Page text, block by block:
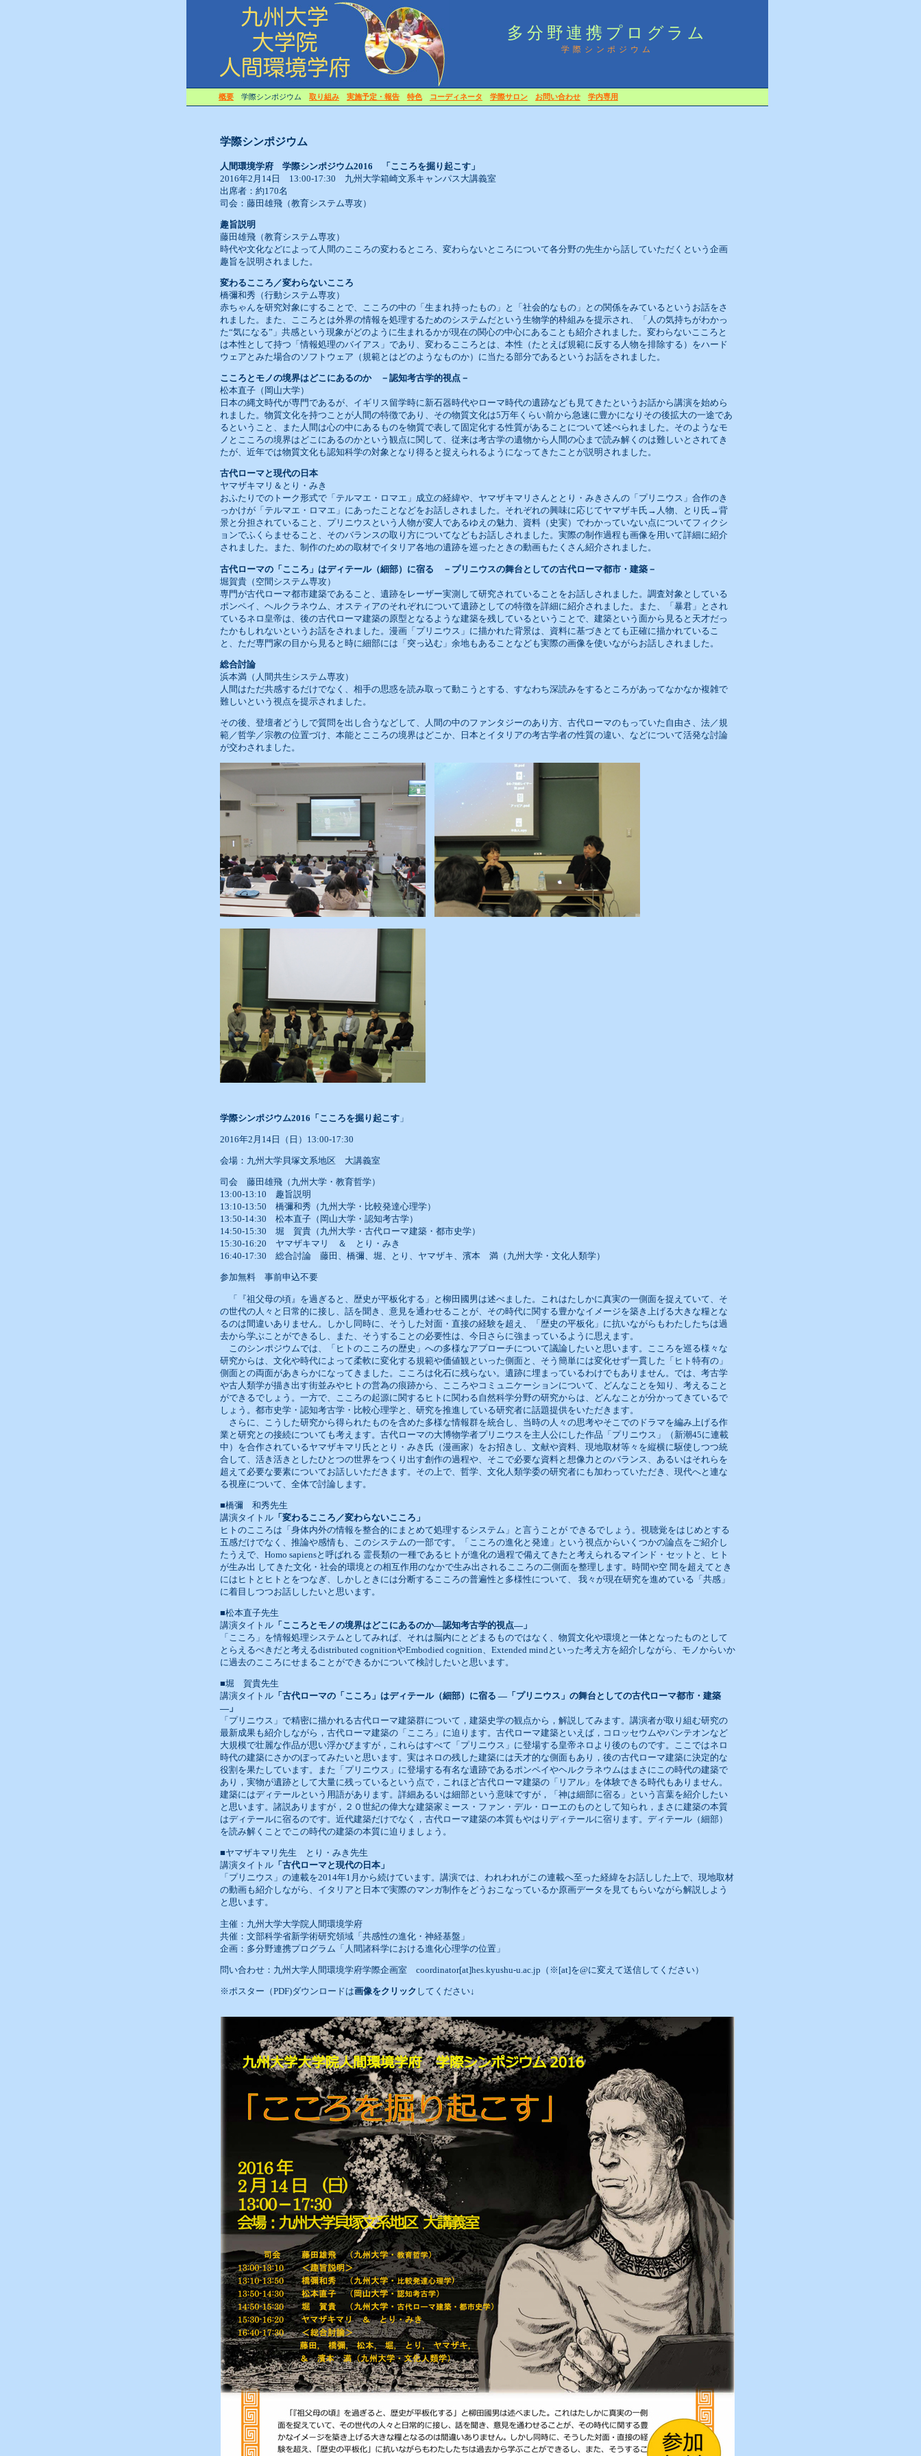
多分野連携プログラム
学際シンポジウム
概要 学際シンポジウム 取り組み 実施予定・報告 特色 コーディネータ 学際サロン お問い合わせ 学内専用
学際シンポジウム
人間環境学府 学際シンポジウム2016 「こころを掘り起こす」
2016年2月14日 13:00-17:30 九州大学箱崎文系キャンパス大講義室
出席者：約170名
司会：藤田雄飛（教育システム専攻）
趣旨説明
藤田雄飛（教育システム専攻）
時代や文化などによって人間のこころの変わるところ、変わらないところについて各分野の先生から話していただくという企画
趣旨を説明されました。
変わるこころ／変わらないこころ
橋彌和秀（行動システム専攻）
赤ちゃんを研究対象にすることで、こころの中の「生まれ持ったもの」と「社会的なもの」との関係をみているというお話をさ
れました。また、こころとは外界の情報を処理するためのシステムだという生物学的枠組みを提示され、「人の気持ちがわかっ
た“気になる”」共感という現象がどのように生まれるかが現在の関心の中心にあることも紹介されました。変わらないこころと
は本性として持つ「情報処理のバイアス」であり、変わるこころとは、本性（たとえば規範に反する人物を排除する）をハード
ウェアとみた場合のソフトウェア（規範とはどのようなものか）に当たる部分であるというお話をされました。
こころとモノの境界はどこにあるのか －認知考古学的視点－
松本直子（岡山大学）
日本の縄文時代が専門であるが、イギリス留学時に新石器時代やローマ時代の遺跡なども見てきたというお話から講演を始めら
れました。物質文化を持つことが人間の特徴であり、その物質文化は5万年くらい前から急速に豊かになりその後拡大の一途であ
るということ、また人間は心の中にあるものを物質で表して固定化する性質があることについて述べられました。そのようなモ
ノとこころの境界はどこにあるのかという観点に関して、従来は考古学の遺物から人間の心まで読み解くのは難しいとされてき
たが、近年では物質文化も認知科学の対象となり得ると捉えられるようになってきたことが説明されました。
古代ローマと現代の日本
ヤマザキマリ＆とり・みき
おふたりでのトーク形式で「テルマエ・ロマエ」成立の経緯や、ヤマザキマリさんととり・みきさんの「プリニウス」合作のき
っかけが「テルマエ・ロマエ」にあったことなどをお話しされました。それぞれの興味に応じてヤマザキ氏→人物、とり氏→背
景と分担されていること、プリニウスという人物が変人であるゆえの魅力、資料（史実）でわかっていない点についてフィクシ
ョンでふくらませること、そのバランスの取り方についてなどもお話しされました。実際の制作過程も画像を用いて詳細に紹介
されました。また、制作のための取材でイタリア各地の遺跡を巡ったときの動画もたくさん紹介されました。
古代ローマの「こころ」はディテール（細部）に宿る －プリニウスの舞台としての古代ローマ都市・建築－
堀賀貴（空間システム専攻）
専門が古代ローマ都市建築であること、遺跡をレーザー実測して研究されていることをお話しされました。調査対象としている
ポンペイ、ヘルクラネウム、オスティアのそれぞれについて遺跡としての特徴を詳細に紹介されました。また、「暴君」とされ
ているネロ皇帝は、後の古代ローマ建築の原型となるような建築を残しているということで、建築という面から見ると天才だっ
たかもしれないというお話をされました。漫画「プリニウス」に描かれた背景は、資料に基づきとても正確に描かれているこ
と、ただ専門家の目から見ると時に細部には「突っ込む」余地もあることなども実際の画像を使いながらお話しされました。
総合討論
浜本満（人間共生システム専攻）
人間はただ共感するだけでなく、相手の思惑を読み取って動こうとする、すなわち深読みをするところがあってなかなか複雑で
難しいという視点を提示されました。
その後、登壇者どうしで質問を出し合うなどして、人間の中のファンタジーのあり方、古代ローマのもっていた自由さ、法／規
範／哲学／宗教の位置づけ、本能とこころの境界はどこか、日本とイタリアの考古学者の性質の違い、などについて活発な討論
が交わされました。
学際シンポジウム2016「こころを掘り起こす 」
2016年2月14日（日）13:00-17:30
会場：九州大学貝塚文系地区 大講義室
司会 藤田雄飛（九州大学・教育哲学）
13:00-13:10 趣旨説明
13:10-13:50 橋彌和秀（九州大学・比較発達心理学）
13:50-14:30 松本直子（岡山大学・認知考古学）
14:50-15:30 堀 賀貴（九州大学・古代ローマ建築・都市史学）
15:30-16:20 ヤマザキマリ ＆ とり・みき
16:40-17:30 総合討論 藤田、橋彌、堀、とり、ヤマザキ、濱本 満（九州大学・文化人類学）
参加無料 事前申込不要
「『祖父母の頃』を過ぎると、歴史が平板化する」と柳田國男は述べました。これはたしかに真実の一側面を捉えていて、そ
の世代の人々と日常的に接し、話を聞き、意見を通わせることが、その時代に関する豊かなイメージを築き上げる大きな糧とな
るのは間違いありません。しかし同時に、そうした対面・直接の経験を超え、「歴史の平板化」に抗いながらもわたしたちは過
去から学ぶことができるし、また、そうすることの必要性は、今日さらに強まっているように思えます。
このシンポジウムでは、「ヒトのこころの歴史」への多様なアプローチについて議論したいと思います。こころを巡る様々な
研究からは、文化や時代によって柔軟に変化する規範や価値観といった側面と、そう簡単には変化せず一貫した「ヒト特有の」
側面との両面があきらかになってきました。こころは化石に残らない。遺跡に埋まっているわけでもありません。では、考古学
や古人類学が描き出す街並みやヒトの営為の痕跡から、こころやコミュニケーションについて、どんなことを知り、考えること
ができるでしょう。一方で、こころの起源に関するヒトに関わる自然科学分野の研究からは、どんなことが分かってきているで
しょう。都市史学・認知考古学・比較心理学と、研究を推進している研究者に話題提供をいただきます。
さらに、こうした研究から得られたものを含めた多様な情報群を統合し、当時の人々の思考やそこでのドラマを編み上げる作
業と研究との接続についても考えます。古代ローマの大博物学者プリニウスを主人公にした作品「プリニウス」（新潮45に連載
中）を合作されているヤマザキマリ氏ととり・みき氏（漫画家）をお招きし、文献や資料、現地取材等々を縦横に駆使しつつ統
合して、活き活きとしたひとつの世界をつくり出す創作の過程や、そこで必要な資料と想像力とのバランス、あるいはそれらを
超えて必要な要素についてお話しいただきます。その上で、哲学、文化人類学委の研究者にも加わっていただき、現代へと連な
る視座について、全体で討論します。
■橋彌 和秀先生
講演タイトル 「変わるこころ／変わらないこころ」
ヒトのこころは「身体内外の情報を整合的にまとめて処理するシステム」と言うことが できるでしょう。視聴覚をはじめとする
五感だけでなく、推論や感情も、このシステムの一部です。「こころの進化と発達」という視点からいくつかの論点をご紹介し
たうえで、Homo sapiensと呼ばれる 霊長類の一種であるヒトが進化の過程で備えてきたと考えられるマインド・セットと、ヒト
が生み出 してきた文化・社会的環境との相互作用のなかで生み出されるこころの二側面を整理します。時間や空 間を超えてとき
にはヒトとヒトとをつなぎ、しかしときには分断するこころの普遍性と多様性について、 我々が現在研究を進めている「共感」
に着目しつつお話ししたいと思います。
■松本直子先生
講演タイトル 「こころとモノの境界はどこにあるのか―認知考古学的視点―」
「こころ」を情報処理システムとしてみれば、それは脳内にとどまるものではなく、物質文化や環境と一体となったものとして
とらえるべきだと考えるdistributed cognitionやEmbodied cognition、Extended mindといった考え方を紹介しながら、モノからいか
に過去のこころにせまることができるかについて検討したいと思います。
■堀 賀貴先生
講演タイトル 「古代ローマの「こころ」はディテール（細部）に宿る ―「プリニウス」の舞台としての古代ローマ都市・建築
―」
「プリニウス」で精密に描かれる古代ローマ建築群について，建築史学の観点から，解説してみます。講演者が取り組む研究の
最新成果も紹介しながら，古代ローマ建築の「こころ」に迫ります。古代ローマ建築といえば，コロッセウムやパンテオンなど
大規模で壮麗な作品が思い浮かびますが，これらはすべて「プリニウス」に登場する皇帝ネロより後のものです。ここではネロ
時代の建築にさかのぼってみたいと思います。実はネロの残した建築には天才的な側面もあり，後の古代ローマ建築に決定的な
役割を果たしています。また「プリニウス」に登場する有名な遺跡であるポンペイやヘルクラネウムはまさにこの時代の建築で
あり，実物が遺跡として大量に残っているという点で，これほど古代ローマ建築の「リアル」を体験できる時代もありません。
建築にはディテールという用語があります。詳細あるいは細部という意味ですが，「神は細部に宿る」という言葉を紹介したい
と思います。諸説ありますが，２０世紀の偉大な建築家ミース・ファン・デル・ローエのものとして知られ，まさに建築の本質
はディテールに宿るのです。近代建築だけでなく，古代ローマ建築の本質もやはりディテールに宿ります。ディテール（細部）
を読み解くことでこの時代の建築の本質に迫りましょう。
■ヤマザキマリ先生 とり・みき先生
講演タイトル 「古代ローマと現代の日本」
「プリニウス」の連載を2014年1月から続けています。講演では、われわれがこの連載へ至った経緯をお話しした上で、現地取材
の動画も紹介しながら、イタリアと日本で実際のマンガ制作をどうおこなっているか原画データを見てもらいながら解説しよう
と思います。
主催：九州大学大学院人間環境学府
共催：文部科学省新学術研究領域「共感性の進化・神経基盤」
企画：多分野連携プログラム「人間諸科学における進化心理学の位置」
問い合わせ：九州大学人間環境学府学際企画室 coordinator[at]hes.kyushu-u.ac.jp（※[at]を@に変えて送信してください）
※ポスター（PDF)ダウンロードは画像をクリック してください↓